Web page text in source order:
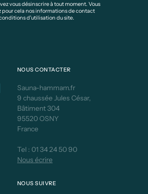
vous désinscrire à tout moment. Vous
pour cela nos informations de contact
d'utilisation du site.
NOUS CONTACTER
Sauna-hammam.fr
9 chaussée Jules César,
Bâtiment 304
95520 OSNY
France
Tel : 01 34 24 50 90
Nous écrire
NOUS SUIVRE